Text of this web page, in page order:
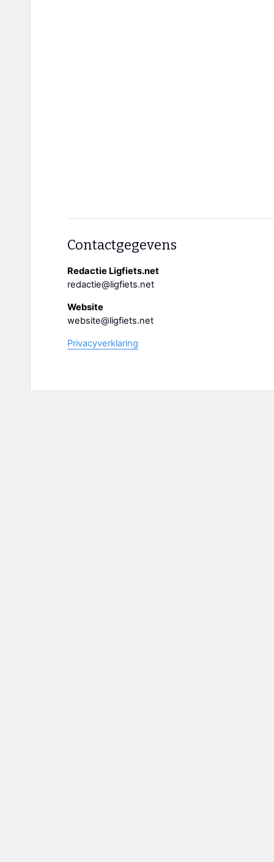
Contactgegevens
Redactie Ligfiets.net
redactie@ligfiets.net
Website
website@ligfiets.net
Privacyverklaring